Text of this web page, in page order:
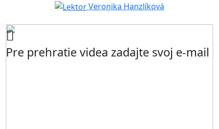
Veronika Hanzlíková
Pre prehratie videa zadajte svoj e-mail